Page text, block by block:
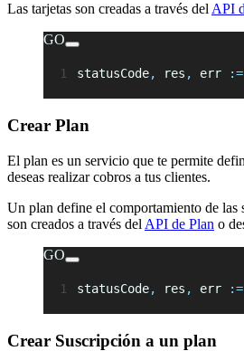
Las tarjetas son creadas a través delAPI
GO
statusCode, res , err :=
Crear Plan
El plan es un servicio que te permite
deseas realizar cobros a tus clientes.
Un plan define el comportamiento de las
son creados a través del API de Plan o
GO
statusCode, res , err :=
Crear Suscripción a un plan